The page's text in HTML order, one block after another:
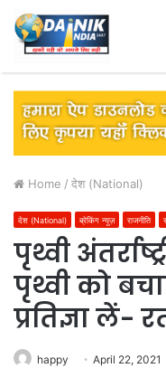
Home / देश (National)
देश (National) ब्रेकिंग न्यूज़ राजनीति
पृथ्वी
पृथ्वी को
प्रतिज्ञा लें-
happy April 22, 2021